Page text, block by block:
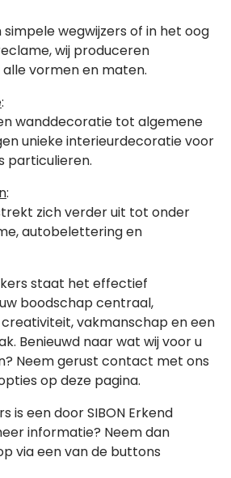
wegwijzers of in het oog
wij produceren
vormen en maten.
:
wanddecoratie tot algemene
unieke interieurdecoratie voor
particulieren.
:
zich verder uit tot onder
autobelettering en
staat het effectief
boodschap centraal,
vakmanschap en een
Benieuwd naar wat wij voor u
Neem gerust contact met ons
op deze pagina.
is een door SIBON Erkend
informatie? Neem dan
via een van de buttons